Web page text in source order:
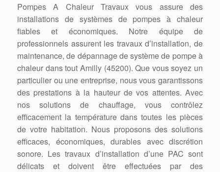
Pompes A Chaleur Travaux vous assure des
installations de systèmes de pompes à chaleur
fiables et économiques. Notre équipe de
professionnels assurent les travaux d’installation, de
maintenance, de dépannage de système de pompe à
chaleur dans tout Amilly (45200). Que vous soyez un
particulier ou une entreprise, nous vous garantissons
des prestations à la hauteur de vos attentes. Avec
nos solutions de chauffage, vous contrôlez
efficacement la température dans toutes les pièces
de votre habitation. Nous proposons des solutions
efficaces, économiques, durables avec discrétion
sonore. Les travaux d’installation d’une PAC sont
délicats et doivent être effectuées par des